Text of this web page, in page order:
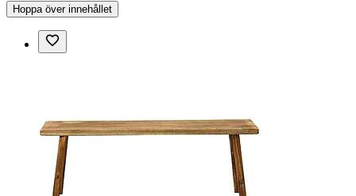
Hoppa över innehållet